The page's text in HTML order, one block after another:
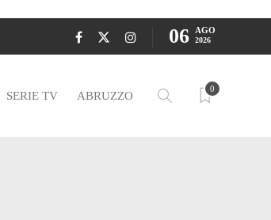
06 AGO
2026
SERIE TV ABRUZZO
0